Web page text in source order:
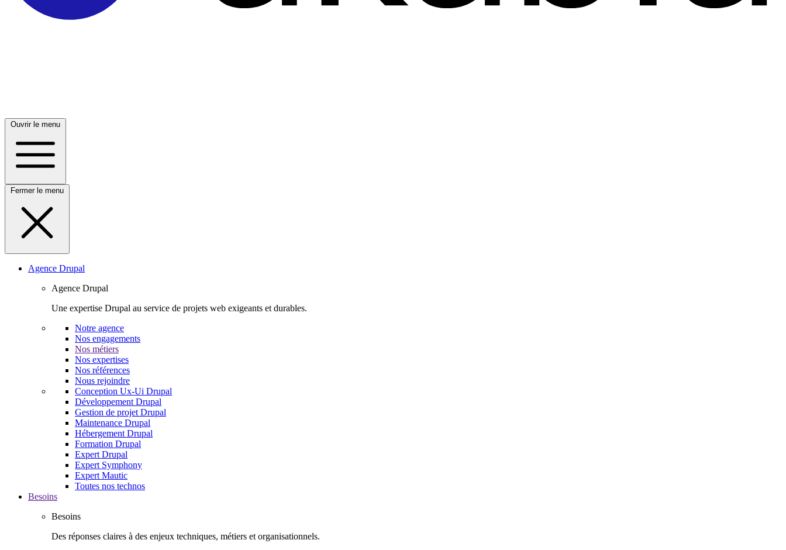
Ouvrir le menu
Fermer le menu
Agence Drupal
Agence Drupal
Une expertise Drupal au service de projets web exigeants et durables.
Notre agence
Nos engagements
Nos métiers
Nos expertises
Nos références
Nous rejoindre
Conception Ux-Ui Drupal
Développement Drupal
Gestion de projet Drupal
Maintenance Drupal
Hébergement Drupal
Formation Drupal
Expert Drupal
Expert Symphony
Expert Mautic
Toutes nos technos
Besoins
Besoins
Des réponses claires à des enjeux techniques, métiers et organisationnels.